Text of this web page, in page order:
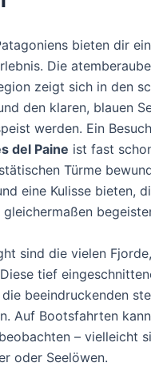
bieten dir ein
Die
zeigt sich in den
den klaren, blauen
werden. Ein
del Paine ist fast
Türme
eine Kulisse bieten,
sind die vielen
tief
beeindruckenden
Auf Bootsfahrten
– vielleicht
oder Seelöwen.